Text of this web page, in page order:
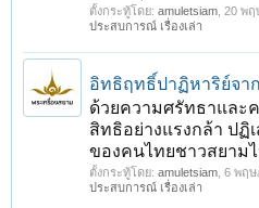
ตั้งกระทู้โดย: amuletsiam 20 พฤ
ประสบการณ์ เรื่องเล่า
อิทธิฤทธิ์ปาฏิหาริย์จา
ด้วยความศรัทธาและ
สิทธิอย่างแรงกล้า ปฏิ
ของคนไทยชาวสยาม
ตั้งกระทู้โดย: amuletsiam 6 พฤษ
ประสบการณ์ เรื่องเล่า